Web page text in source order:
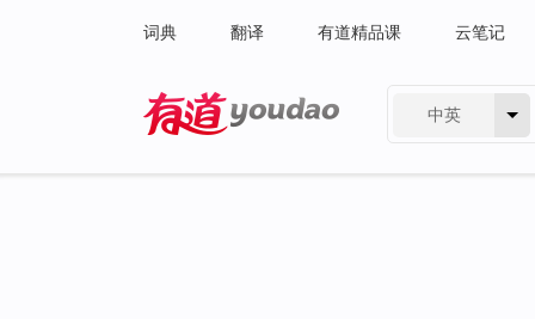
词典 翻译 有道精品课 云笔记
中英